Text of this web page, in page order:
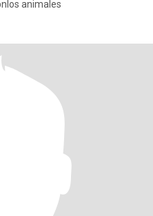
animales